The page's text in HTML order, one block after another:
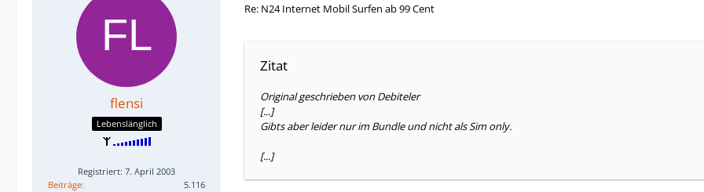
flensi
Lebenslänglich
Registriert: 7. April 2003
Beiträge
5.116
Re: N24 Internet Mobil Surfen ab 99 Cent
Zitat
Original geschrieben von Debiteler
[...]
Gibts aber leider nur im Bundle und nicht als Sim only.
[...]